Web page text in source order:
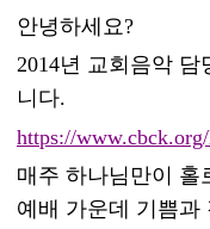
안녕하세요?
2014년 교회음악
니다.
https://
매주 하나님만이 홀
예배 가운데 기쁨